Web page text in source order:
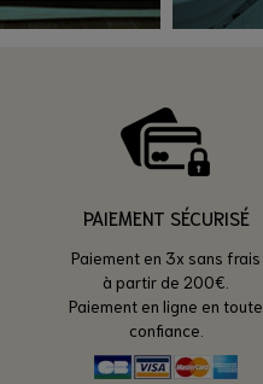
PAIEMENT SÉCURISÉ
Paiement en 3x sans frais
à partir de 200€.
Paiement en ligne en toute
confiance.